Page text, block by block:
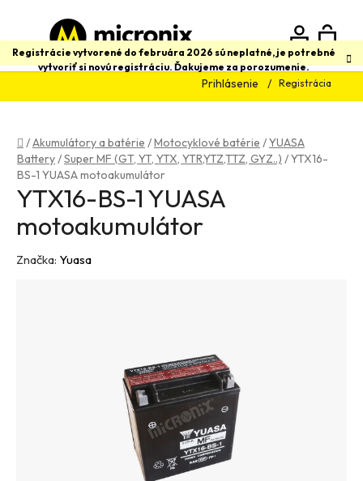
obsah
Registrácie vytvorené do februára 2026 sú neplatné, je potrebné
vytvoriť si novú registráciu. Ďakujeme za porozumenie.
Prihlásenie Registrácia
Hľadať
Domov
/Akumulátory a batérie /Motocyklové batérie /YUASA
Battery/Super MF (GT, YT, YTX, YTR,YTZ,TTZ, GYZ..) /YTX16-
BS-1 YUASA motoakumulátor
YTX16-BS-1 YUASA
motoakumulátor
Značka: Yuasa